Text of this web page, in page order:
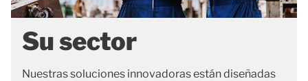
Su sector
Nuestras soluciones innovadoras están diseñadas